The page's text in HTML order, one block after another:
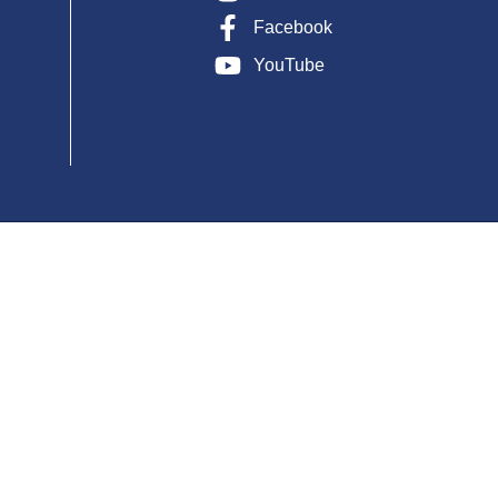
Facebook
YouTube